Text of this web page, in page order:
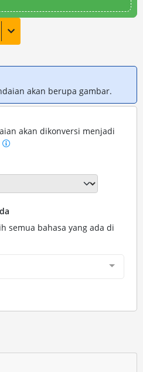
akan berupa gambar.
akan dikonversi menjadi
semua bahasa yang ada di